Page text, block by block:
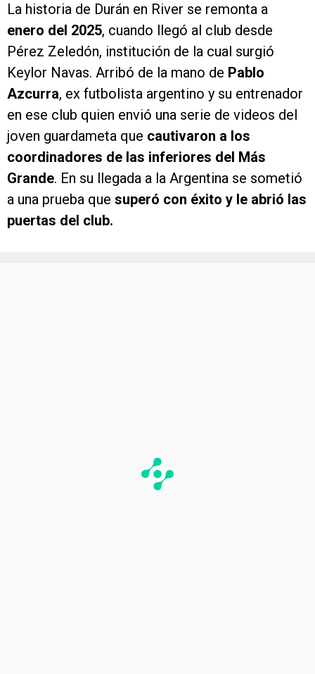
La historia de Durán en River se remonta a
enero del 2025, cuando llegó al club desde
Pérez Zeledón, institución de la cual surgió
Keylor Navas. Arribó de la mano de Pablo
Azcurra, ex futbolista argentino y su entrenador
en ese club quien envió una serie de videos del
joven guardameta que cautivaron a los
coordinadores de las inferiores del Más
Grande. En su llegada a la Argentina se sometió
a una prueba que superó con éxito y le abrió las
puertas del club.